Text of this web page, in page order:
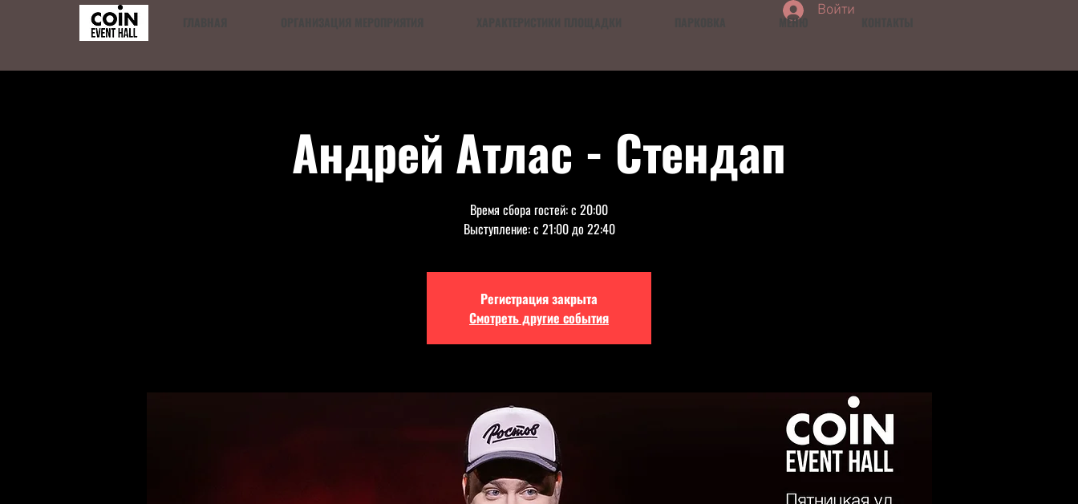
МЕНЮ
Войти
Андрей Атлас - Стендап
Время сбора гостей: с 20:00
Выступление: с 21:00 до 22:40
Регистрация закрыта
Смотреть другие события